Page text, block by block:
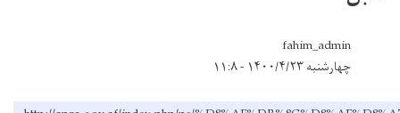
fahim_admin
چهارشنبه ۱۴۰۰/۴/۲۳ - ۱۱:۸